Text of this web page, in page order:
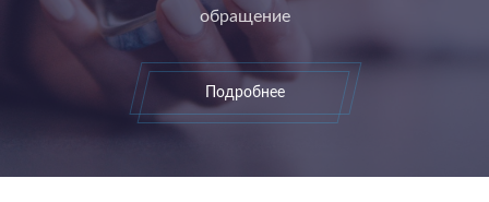
обращение
Подробнее